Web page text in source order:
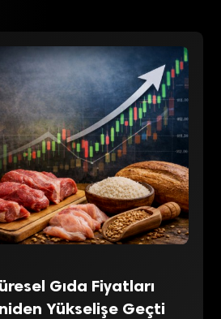
Gıda Fiyatları
Yükselişe Geçti